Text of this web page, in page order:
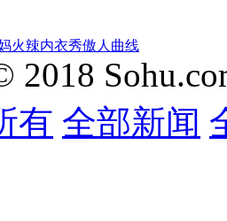
火辣内衣秀傲人曲线
2018
有 全部新闻